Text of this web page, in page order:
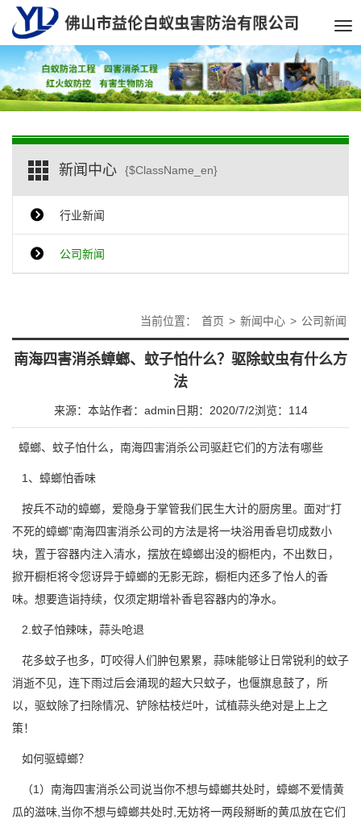
新闻中心 {$ClassName_en}
行业新闻
公司新闻
当前位置： 首页 > 新闻中心 > 公司新闻
南海四害消杀蟑螂、蚊子怕什么？驱除蚊虫有什么方
法
来源：本站作者：admin 日期：2020/7/2浏览： 114
蟑螂、蚊子怕什么， 南海四害消杀公司驱赶它们的方法有哪些
1、蟑螂怕香味
按兵不动的蟑螂，爱隐身于掌管我们民生大计的厨房里。面对“打
不死的蟑螂”南海四害消杀公司的方法是将一块浴用香皂切成数小
块，置于容器内注入清水，摆放在蟑螂出没的橱柜内，不出数日，
掀开橱柜将令您讶异于蟑螂的无影无踪，橱柜内还多了怡人的香
味。想要造诣持续，仅须定期增补香皂容器内的净水。
2.蚊子怕辣味，蒜头呛退
花多蚊子也多，叮咬得人们肿包累累，蒜味能够让日常锐利的蚊子
消逝不见，连下雨过后会涌现的超大只蚊子，也偃旗息鼓了，所
以，驱蚊除了扫除情况、铲除枯枝烂叶，试植蒜头绝对是上上之
策！
如何驱蟑螂？
（1）南海四害消杀公司说当你不想与蟑螂共处时，蟑螂不爱情黄
瓜的滋味,当你不想与蟑螂共处时,无妨将一两段掰断的黄瓜放在它们